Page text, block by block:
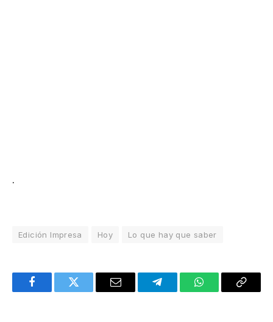
.
Edición Impresa Hoy Lo que hay que saber
FacebookTwitter Email TelegramWhatsAppCopy